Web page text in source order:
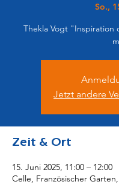
So.,
Thekla Vogt "Inspiration
Jetzt andere
Zeit & Ort
15. Juni 2025, 11:00 – 12:00
Celle, Französischer